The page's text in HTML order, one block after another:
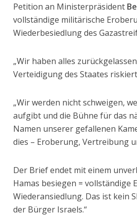
Petition an Ministerpräsident
vollständige militärische
Wiederbesiedlung des
„Wir haben alles
Verteidigung des Staates
„Wir werden nicht schweigen,
aufgibt und die Bühne für das
Namen unserer gefallenen
dies – Eroberung, Vertreibung
Der Brief endet mit einem
Hamas besiegen =
Wiederansiedlung. Das ist kein
der Bürger Israels.“